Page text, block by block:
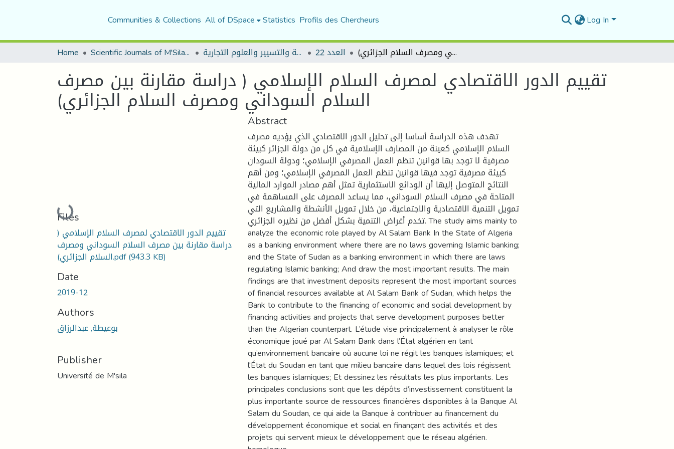
Communities & Collections All of DSpace Statistics Profils des Chercheurs Log In
Home Scientific Journals of M'Sila University مجلة العلوم الاقتصادية والتسيير والعلوم التجارية العدد 22 تقييم الدور الاقتصادي لمصرف السلام الإسلامي ( دراسة مقارنة بين مصرف السلام السوداني ومصرف السلام الجزائري)
تقييم الدور الاقتصادي لمصرف السلام الإسلامي ( دراسة مقارنة بين مصرف
السلام السوداني ومصرف السلام الجزائري)
Loading...
Files
تقييم الدور الاقتصادي لمصرف السلام الإسلامي (
دراسة مقارنة بين مصرف السلام السوداني ومصرف
السلام الجزائري).pdf(943.3 KB)
Date
2019-12
Authors
بوعيطة, عبدالرزاق
Publisher
Université de M'sila
Abstract
تهدف هذه الدراسة أساسا إلى تحليل الدور الاقتصادي الذي يؤديه مصرف
السلام الإسلامي كعينة من المصارف الإسلامية في كل من دولة الجزائر كبيئة
مصرفية لا توجد بها قوانين تنظم العمل المصرفي الإسلامي؛ ودولة السودان
كبيئة مصرفية توجد فيها قوانين تنظم العمل المصرفي الإسلامي؛ ومن أهم
النتائج المتوصل إليها أن الودائع الاستثمارية تمثل أهم مصادر الموارد المالية
المتاحة في مصرف السلام السوداني، مما يساعد المصرف على المساهمة في
تمويل التنمية الاقتصادية والاجتماعية، من خلال تمويل الأنشطة والمشاريع التي
تخدم أغراض التنمية بشكل أفضل من نظيره الجزائري. The study aims mainly to
analyze the economic role played by Al Salam Bank In the State of Algeria
as a banking environment where there are no laws governing Islamic banking;
and the State of Sudan as a banking environment in which there are laws
regulating Islamic banking; And draw the most important results. The main
findings are that investment deposits represent the most important sources
of financial resources available at Al Salam Bank of Sudan, which helps the
Bank to contribute to the financing of economic and social development by
financing activities and projects that serve development purposes better
than the Algerian counterpart. L’étude vise principalement à analyser le rôle
économique joué par Al Salam Bank dans l’État algérien en tant
qu’environnement bancaire où aucune loi ne régit les banques islamiques; et
l'État du Soudan en tant que milieu bancaire dans lequel des lois régissent
les banques islamiques; Et dessinez les résultats les plus importants. Les
principales conclusions sont que les dépôts d’investissement constituent la
plus importante source de ressources financières disponibles à la Banque Al
Salam du Soudan, ce qui aide la Banque à contribuer au financement du
développement économique et social en finançant des activités et des
projets qui servent mieux le développement que le réseau algérien.